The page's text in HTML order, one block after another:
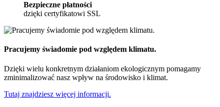
Bezpieczne płatności
dzięki certyfikatowi SSL
Pracujemy świadomie pod względem klimatu.
Dzięki wielu konkretnym działaniom ekologicznym pomagamy
zminimalizować nasz wpływ na środowisko i klimat.
Tutaj znajdziesz więcej informacji.